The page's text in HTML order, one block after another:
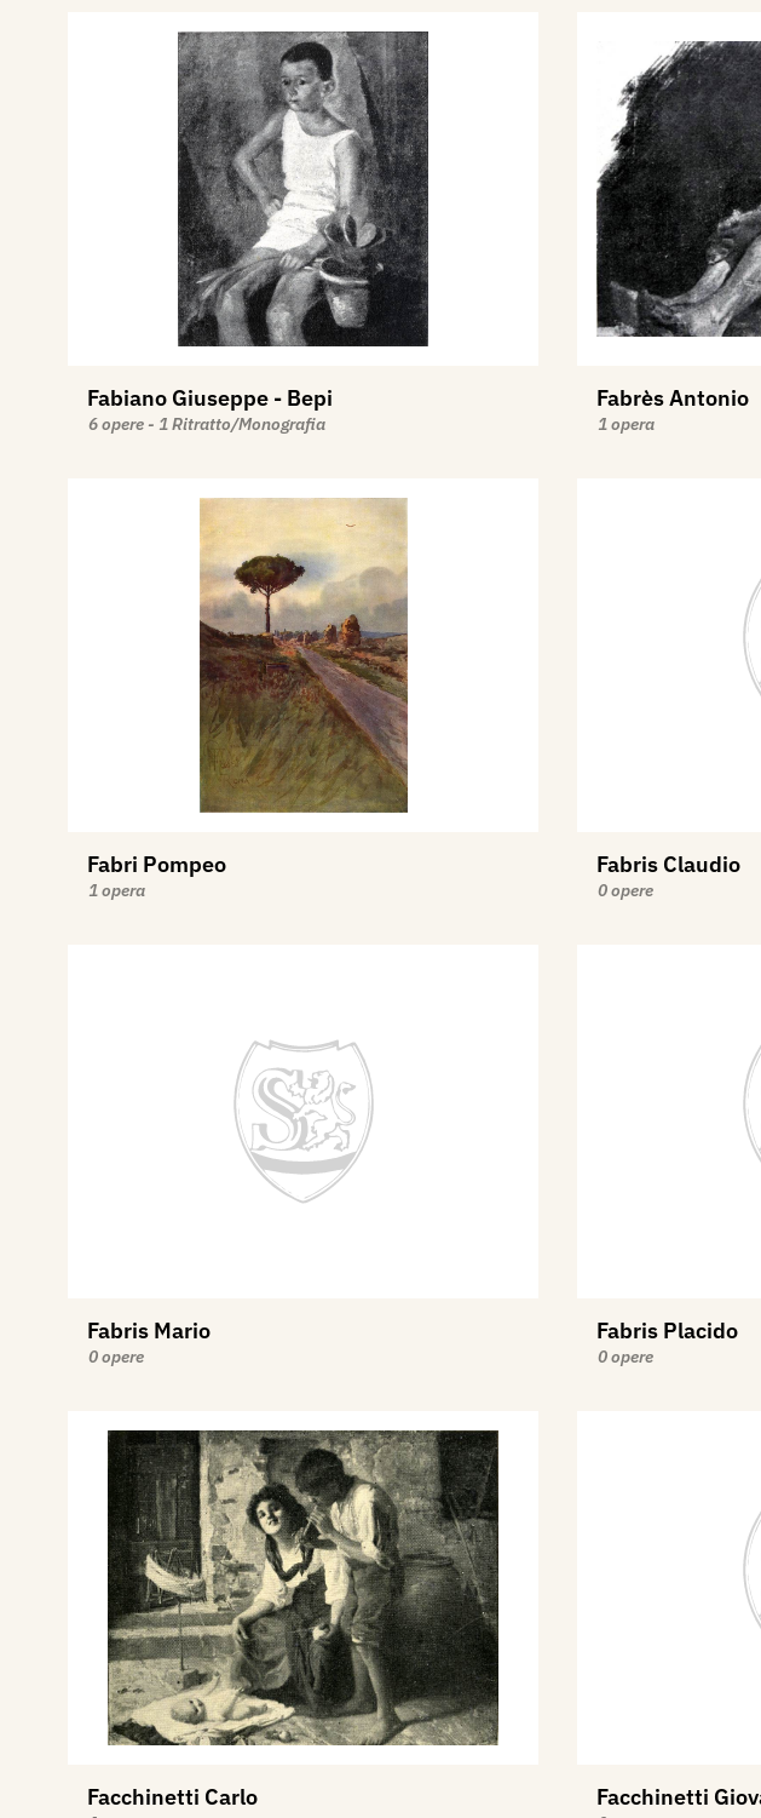
Fabiano Giuseppe - Bepi
6 opere - 1 Ritratto/Monografia
Fabrès Antonio
1 opera
Fabri Pompeo
1 opera
Fabris Claudio
0 opere
Fabris Mario
0 opere
Fabris Placido
0 opere
Facchinetti Carlo Facchinetti